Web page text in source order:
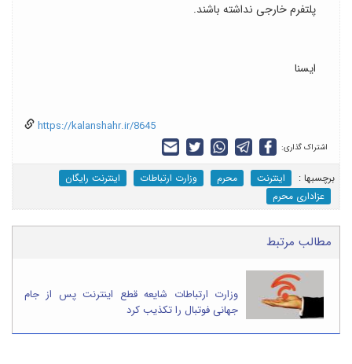
پلتفرم خارجی نداشته باشند.
ایسنا
https://kalanshahr.ir/8645
اشتراک گذاری:
برچسب‎ها : اینترنت محرم وزارت ارتباطات
اینترنت رایگان
عزاداری محرم
مطالب مرتبط
وزارت ارتباطات شایعه قطع اینترنت پس از جام
جهانی فوتبال را تکذیب کرد